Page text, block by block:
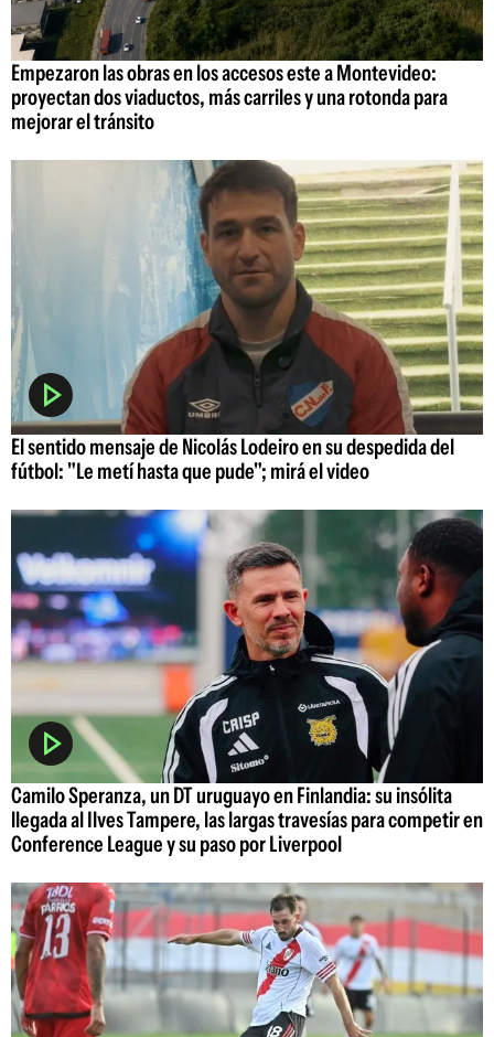
Empezaron las obras en los accesos este a Montevideo:
proyectan dos viaductos, más carriles y una rotonda para
mejorar el tránsito
El sentido mensaje de Nicolás Lodeiro en su despedida del
fútbol: "Le metí hasta que pude"; mirá el video
Camilo Speranza, un DT uruguayo en Finlandia: su insólita
llegada al Ilves Tampere, las largas travesías para competir en
Conference League y su paso por Liverpool